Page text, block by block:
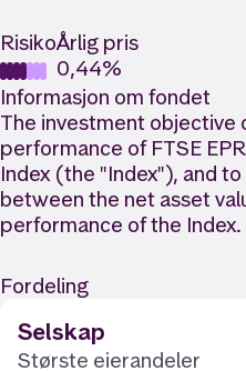
RisikoÅrlig pris
0,44%
Informasjon om fondet
The investment objective
performance of FTSE
Index (the "Index"), and
between the net asset
performance of the Index.
Fordeling
Selskap
Største eierandeler